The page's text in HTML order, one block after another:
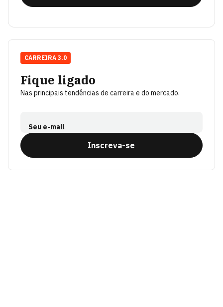
Fique ligado
Nas principais tendências de carreira e do mercado.
Seu e-mail
Inscreva-se
CARREIRA 3.0